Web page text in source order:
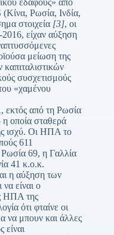
εδάφους» από
Ρωσία, Ινδία,
στοιχεία [3], οι
είχαν αύξηση
μείωση της
συσχετισμούς
«χαμένου
εκτός από τη Ρωσία
η οποία σταθερά
ισχύ. Οι ΗΠΑ το
611
69, η Γαλλία
41 κ.ο.κ.
η αύξηση των
είναι ο
ΗΠΑ της
ότι φταίνε οι
να μπουν και άλλες